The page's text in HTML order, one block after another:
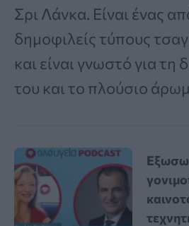
Σρι Λάνκα. Είναι ένας
δημοφιλείς τύπους
και είναι γνωστό για τη
του και το πλούσιο